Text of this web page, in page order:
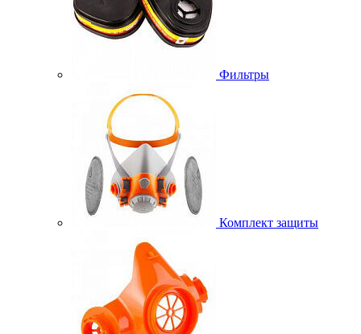
Фильтры
Комплект защиты